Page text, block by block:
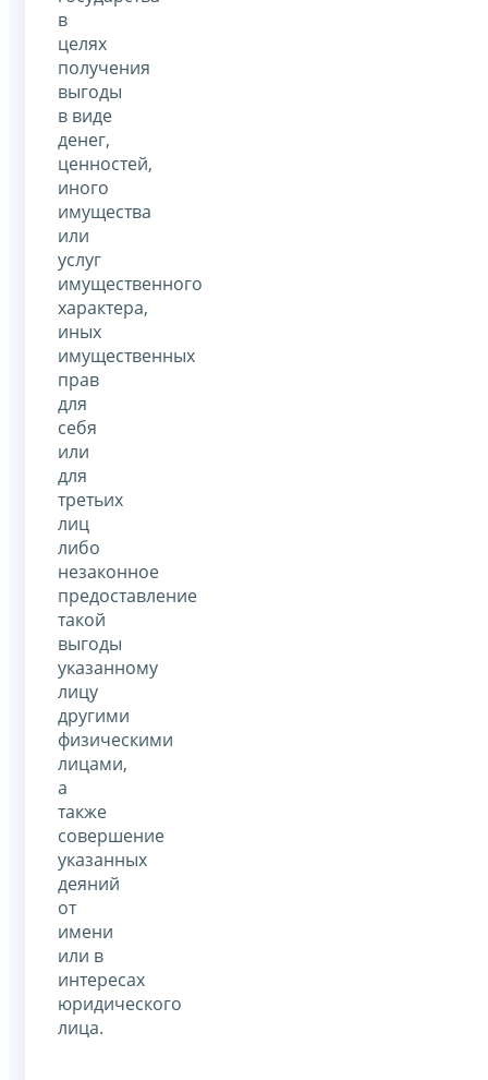
в
целях
получения
выгоды
в виде
денег,
ценностей,
иного
имущества
или
услуг
имущественного
характера,
иных
имущественных
прав
для
себя
или
для
третьих
лиц
либо
незаконное
предоставление
такой
выгоды
указанному
лицу
другими
физическими
лицами,
а
также
совершение
указанных
деяний
от
имени
или в
интересах
юридического
лица.